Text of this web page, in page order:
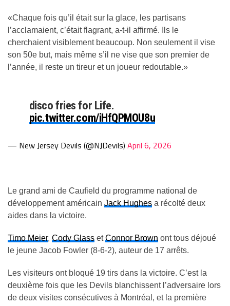
«Chaque fois qu’il était sur la glace, les partisans
l’acclamaient, c’était flagrant, a-t-il affirmé. Ils le
cherchaient visiblement beaucoup. Non seulement il vise
son 50e but, mais même s’il ne vise que son premier de
l’année, il reste un tireur et un joueur redoutable.»
disco fries for Life.
pic.twitter.com/iHfQPMOU8u
— New Jersey Devils (@NJDevils) April 6, 2026
Le grand ami de Caufield du programme national de
développement américain Jack Hughes a récolté deux
aides dans la victoire.
Timo Meier, Cody Glass etConnor Brown ont tous déjoué
le jeune Jacob Fowler (8-6-2), auteur de 17 arrêts.
Les visiteurs ont bloqué 19 tirs dans la victoire. C’est la
deuxième fois que les Devils blanchissent l’adversaire lors
de deux visites consécutives à Montréal, et la première